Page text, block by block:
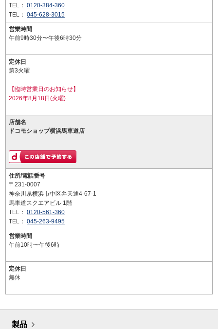
TEL： 0120-384-360
TEL： 045-628-3015
営業時間
午前9時30分〜午後6時30分
定休日
第3火曜
【臨時営業日のお知らせ】
2026年8月18日(火曜)
店舗名
ドコモショップ横浜馬車道店
住所/電話番号
〒231-0007
神奈川県横浜市中区弁天通4-67-1
馬車道スクエアビル 1階
TEL： 0120-561-360
TEL： 045-263-9495
営業時間
午前10時〜午後6時
定休日
無休
製品